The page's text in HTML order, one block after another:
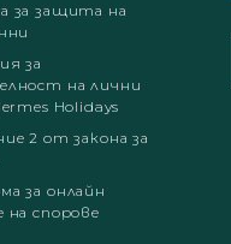
за защита на
за
на лични
Holidays
2 от закона за
за онлайн
на спорове